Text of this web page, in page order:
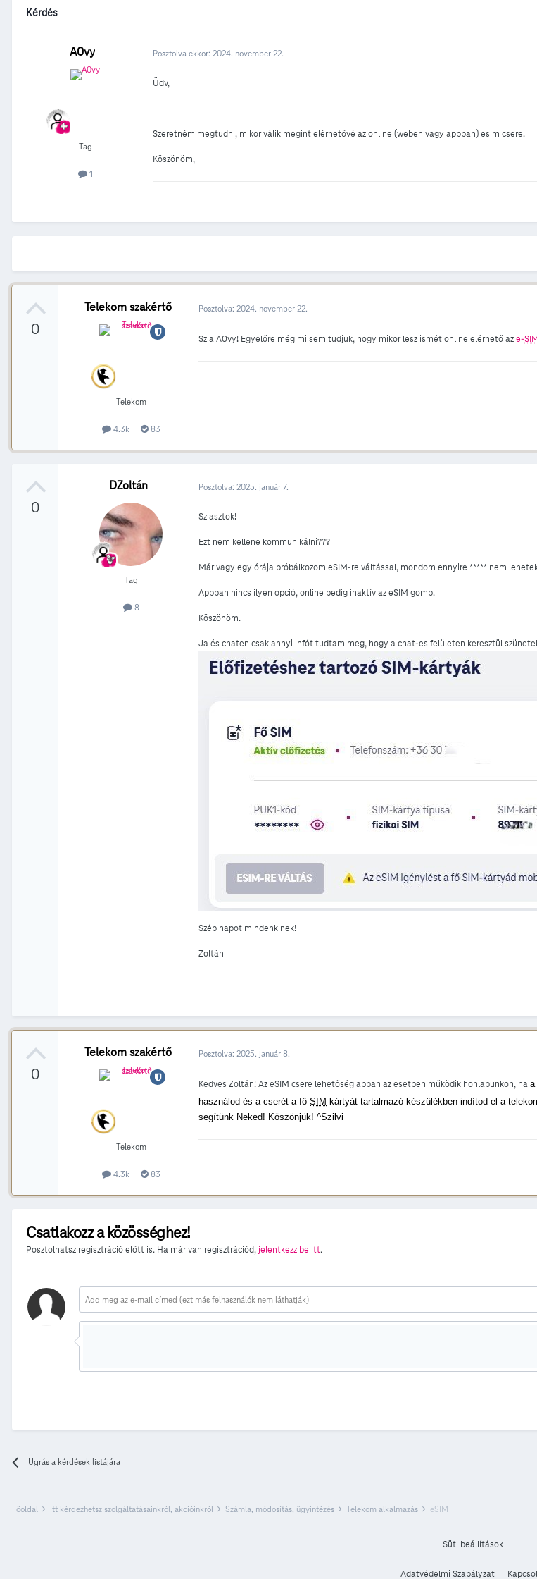
Kérdés
A0vy
Tag
1
Posztolva ekkor: 2024. november 22.
Üdv,
Szeretném megtudni, mikor válik megint elérhetővé az online (weben vagy appban) esim csere.
Köszönöm,
0
Telekom szakértő
Telekom
4.3k 83
Posztolva: 2024. november 22.
Szia A0vy! Egyelőre még mi sem tudjuk, hogy mikor lesz ismét online elérhető aze-
0
DZoltán
Tag
8
Posztolva: 2025. január 7.
Sziasztok!
Ezt nem kellene kommunikálni???
Már vagy egy órája próbálkozom eSIM-re váltással, mondom ennyire ***** nem
Appban nincs ilyen opció, online pedig inaktív az eSIM gomb.
Köszönöm.
Ja és chaten csak annyi infót tudtam meg, hogy a chat-es felületen keresztül
Szép napot mindenkinek!
Zoltán
0
Telekom szakértő
Telekom
4.3k 83
Posztolva: 2025. január 8.
Kedves Zoltán! Az eSIM csere lehetőség abban az esetben működik honlapunkon, ha a
használod és a cserét a fő SIM kártyát tartalmazó készülékben indítod el a
segítünk Neked! Köszönjük! ^Szilvi
Csatlakozz a közösséghez!
Posztolhatsz regisztráció előtt is. Ha már van regisztrációd,jelentkezz be itt.
Ugrás a kérdések listájára
Főoldal Itt kérdezhetsz szolgáltatásainkról, akcióinkról Számla, módosítás, ügyintézés Telekom alkalmazás eSIM
Süti beállítások
Adatvédelmi Szabályzat